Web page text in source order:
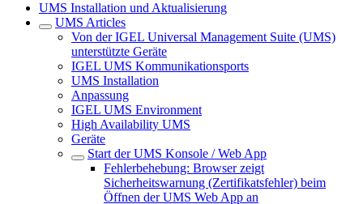
UMS Installation und Aktualisierung
UMS Articles
Von der IGEL Universal Management Suite (UMS)
unterstützte Geräte
IGEL UMS Kommunikationsports
UMS Installation
Anpassung
IGEL UMS Environment
High Availability UMS
Geräte
Start der UMS Konsole / Web App
Fehlerbehebung: Browser zeigt
Sicherheitswarnung (Zertifikatsfehler) beim
Öffnen der UMS Web App an